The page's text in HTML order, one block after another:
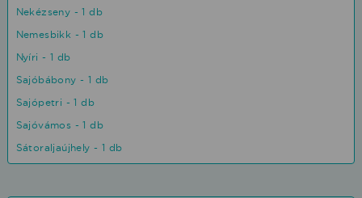
Nekézseny - 1 db
Nemesbikk - 1 db
Nyíri - 1 db
Sajóbábony - 1 db
Sajópetri - 1 db
Sajóvámos - 1 db
Sátoraljaújhely - 1 db